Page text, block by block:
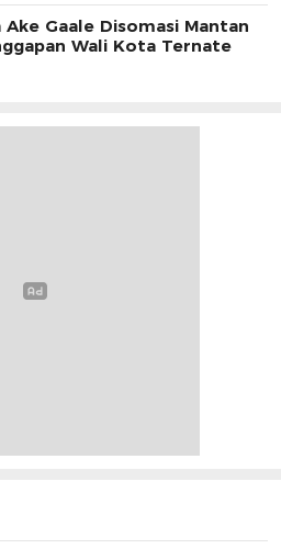
Gaale Disomasi Mantan
Wali Kota Ternate